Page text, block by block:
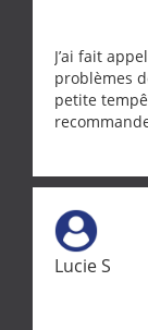
J’ai fait
problèmes
petite
Lucie S